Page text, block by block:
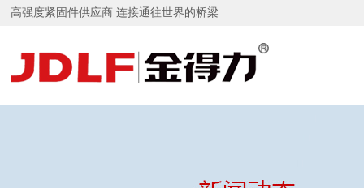
高强度紧固件供应商 连接通往世界的桥梁